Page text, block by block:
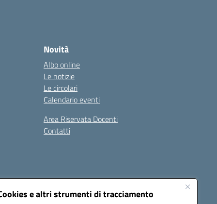
e altri strumenti di tracciamento
Novità
Albo online
Le notizie
Le circolari
Calendario eventi
Area Riservata Docenti
Contatti
Seguici su: